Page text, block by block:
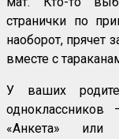
странички по
наоборот, прячет
вместе с
У ваших
одноклассников
«Анкета» или